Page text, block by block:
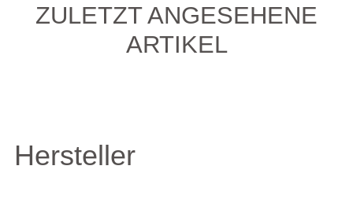
ZULETZT ANGESEHENE
ARTIKEL
Hersteller